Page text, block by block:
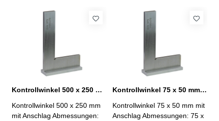
Kontrollwinkel 500 x 250 mm mit Anschlag Normalstahl DIN 875/2
Kontrollwinkel 500 x 250 mm
mit Anschlag Abmessungen:
Kontrollwinkel 75 x 50 mm mit Anschlag Normalstahl DIN 875/2
Kontrollwinkel 75 x 50 mm mit
Anschlag Abmessungen: 75 x